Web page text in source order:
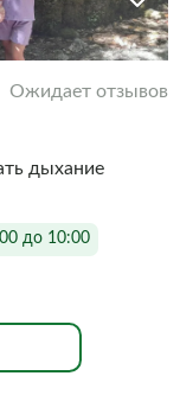
Ожидает отзывов
дыхание
до 10:00